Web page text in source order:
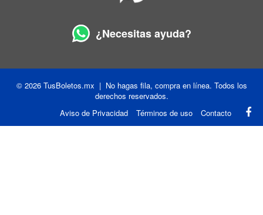
¿Necesitas ayuda?
© 2026 TusBoletos.mx | No hagas fila, compra en línea. Todos los
derechos reservados.
Aviso de Privacidad
Términos de uso Contacto